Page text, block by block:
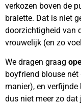
verkozen boven de
bralette. Dat is niet
doorzichtigheid van
vrouwelijk (en zo
We dragen graag
boyfriend blouse nét
manier), en verfijnde
dus niet meer zo